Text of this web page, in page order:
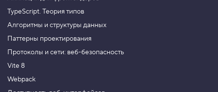
TypeScript. Теория типов
Алгоритмы и структуры данных
Паттерны проектирования
Протоколы и сети: веб-безопасность
Vite 8
Webpack